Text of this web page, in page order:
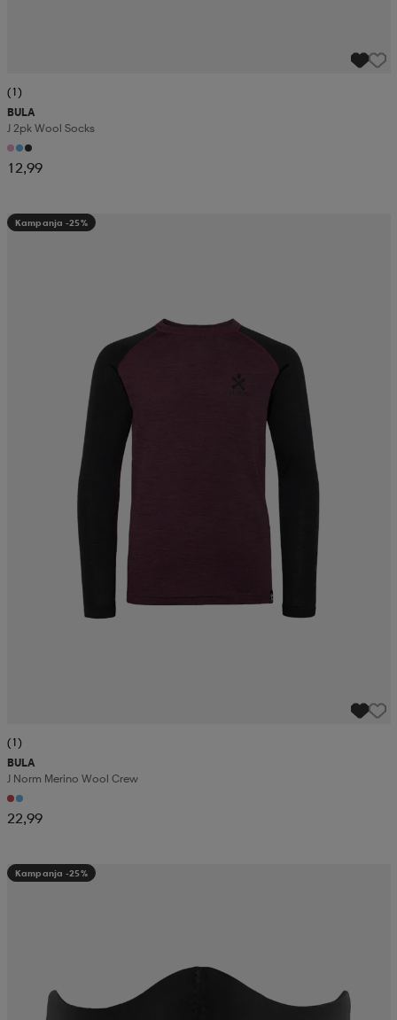
(1)
BULA
J 2pk Wool Socks
12,99
Kampanja -25%
(1)
BULA
J Norm Merino Wool Crew
22,99
Kampanja -25%